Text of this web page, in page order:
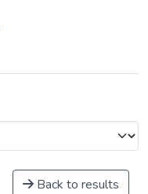
Back to results